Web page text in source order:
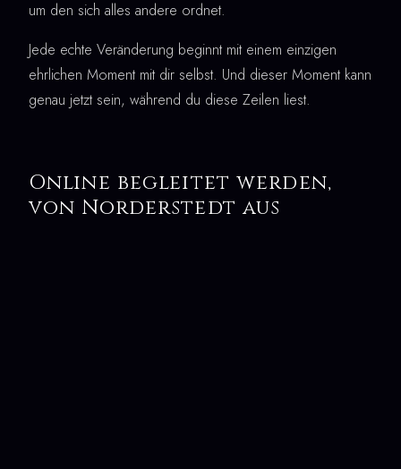
um den sich alles andere ordnet.
Jede echte Veränderung beginnt mit einem einzigen
ehrlichen Moment mit dir selbst. Und dieser Moment kann
genau jetzt sein, während du diese Zeilen liest.
Online begleitet werden,
von Norderstedt aus